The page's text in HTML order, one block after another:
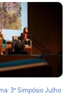
3º Simpósio Julho